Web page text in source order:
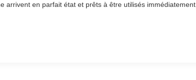
arrivent en parfait état et prêts à être utilisés immédiatement.